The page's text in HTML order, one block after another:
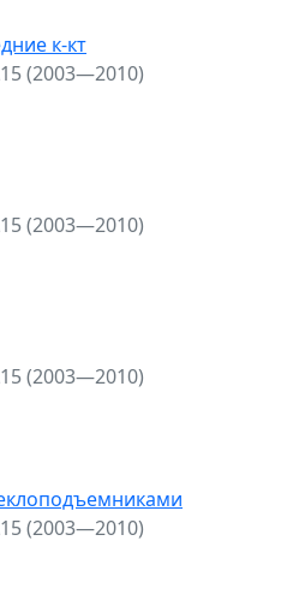
к-кт
(2003—2010)
(2003—2010)
(2003—2010)
(2003—2010)